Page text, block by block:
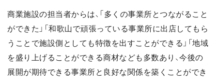
商業施設の担当者からは、「多くの事業所とつながること
ができた」「和歌山で頑張っている事業所に出店してもら
うことで施設側としても特徴を出すことができる」「地域
を盛り上げることができる商材なども多数あり、今後の
展開が期待できる事業所と良好な関係を築くことができ